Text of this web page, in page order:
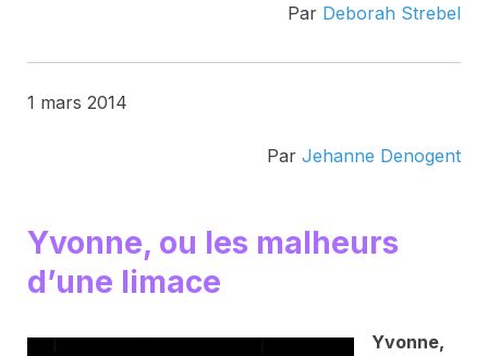
Par Deborah Strebel
1 mars 2014
Par Jehanne Denogent
Yvonne, ou les malheurs
d’une limace
Yvonne,